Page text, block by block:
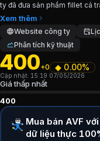
Giới thiệu
Giới thiệu Công ty cổ
Chỉ số tài chính
Giá hiện tại: 400
Vốn hóa: 17 tỷ
P/E: -0,16
ty đã đưa sản phẩm fillet cá
thị trường truyền thống như...
Xem thêm
Website công ty
Phân tích kỹ thuật
400+0 ◆ 0.00%
Cập nhật: 15:19 07/05/2026
Giá thấp nhất
400
Mua bán AVF
dữ liệu thực